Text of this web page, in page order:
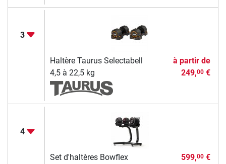
3
Haltère Taurus Selectabell
4,5 à 22,5 kg
à partir de
249,00€
4
Set d'haltères Bowflex
599,00€